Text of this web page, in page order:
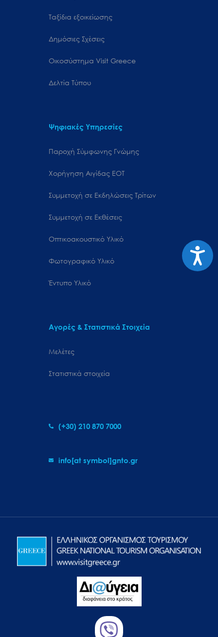
Ταξίδια εξοικείωσης
Δημόσιες Σχέσεις
Oικοσύστημα Visit Greece
Δελτία Τύπου
Ψηφιακές Υπηρεσίες
Παροχή Σύμφωνης Γνώμης
Χορήγηση Αιγίδας ΕΟΤ
Συμμετοχή σε Εκδηλώσεις Τρίτων
Συμμετοχή σε Εκθέσεις
Οπτικοακουστικό Υλικό
Φωτογραφικό Υλικό
Έντυπο Υλικό
Αγορές & Στατιστικά Στοιχεία
Μελέτες
Στατιστικά στοιχεία
(+30) 210 870 7000
info[at symbol]gnto.gr